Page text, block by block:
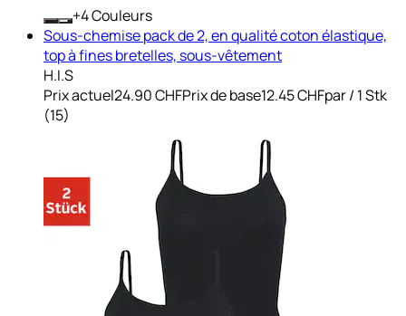
+ Couleurs
Sous-chemise pack de 2, en qualité coton élastique,
top à fines bretelles, sous-vêtement
H.I.S
Prix actuel24.90 CHFPrix de base12.45 CHFpar/ 1 Stk
(15)